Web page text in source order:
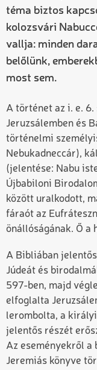
téma biztos
kolozsvári
vallja: minden
belőlünk,
most sem.
A történet az i. e.
Jeruzsálemben és
történelmi
Nebukadneccár),
(jelentése: Nabu
Újbabiloni
között uralkodott,
fáraót az
önállóságának. Ő
A Bibliában
Júdeát és
597-ben, majd
elfoglalta
lerombolta, a
jelentős részét
Az eseményekről a
Jeremiás könyve